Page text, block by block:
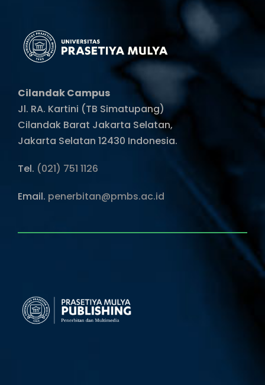
Cilandak Campus
Jl. RA. Kartini (TB Simatupang)
Cilandak Barat Jakarta Selatan,
Jakarta Selatan 12430 Indonesia.
Tel. (021) 751 1126
Email. penerbitan@pmbs.ac.id